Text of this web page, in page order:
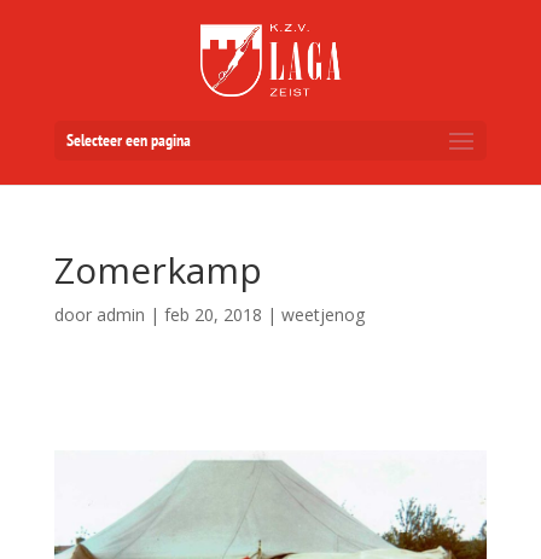
Selecteer een pagina
Zomerkamp
door admin | feb 20, 2018 | weetjenog